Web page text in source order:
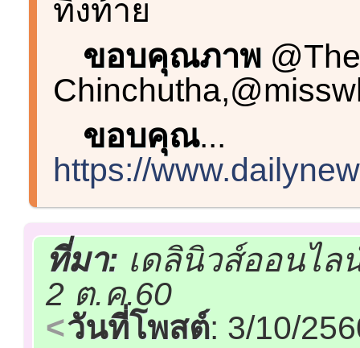
ทิ้งท้าย
ขอบคุณภาพ
ขอบคุณ...
https://
ที่มา: เดลินิวส์ออนไ
2 ต.ค.60
วันที่โพสต์: 3/10/